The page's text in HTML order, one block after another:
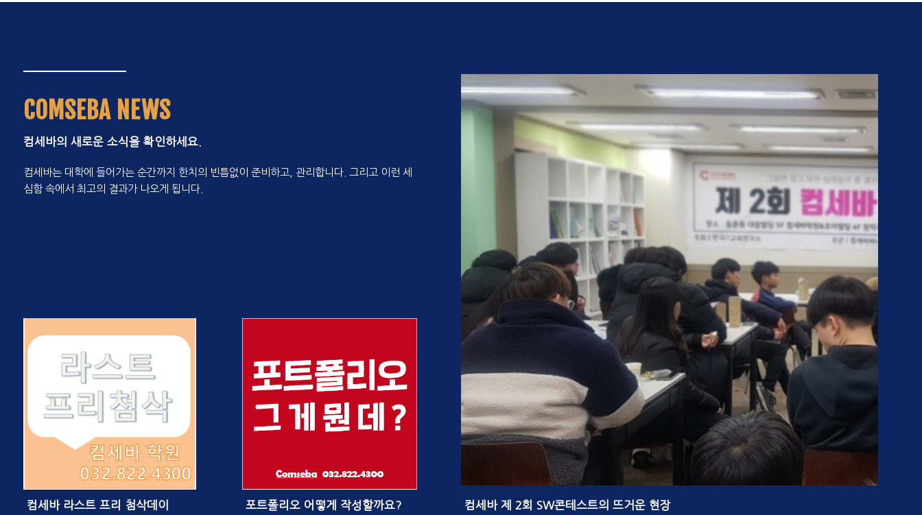
COMSEBA NEWS
컴세바의 새로운 소식을 확인하세요.
컴세바는 대학에 들어가는 순간까지 한치의 빈틈없이 준비하고, 관리합니다. 그리고 이런 세
심함 속에서 최고의 결과가 나오게 됩니다.
컴세바 제 2회 SW콘테스트의 뜨거운 현장
포트폴리오 어떻게 작성할까요?
컴세바 라스트 프리 첨삭데이